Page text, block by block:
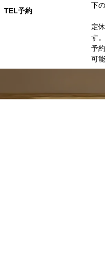
TEL予約
下
定
す。
予
可能